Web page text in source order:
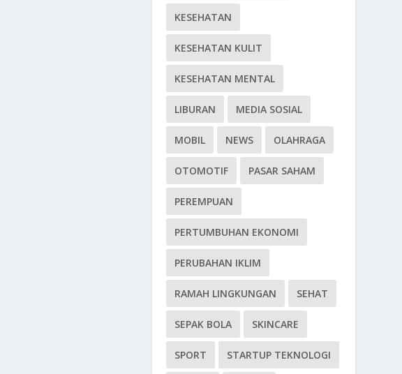
KESEHATAN
KESEHATAN KULIT
KESEHATAN MENTAL
LIBURAN MEDIA SOSIAL
MOBIL NEWS OLAHRAGA
OTOMOTIF PASAR SAHAM
PEREMPUAN
PERTUMBUHAN EKONOMI
PERUBAHAN IKLIM
RAMAH LINGKUNGAN SEHAT
SEPAK BOLA SKINCARE
SPORT STARTUP TEKNOLOGI